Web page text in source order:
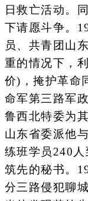
日救亡活动。
下请愿斗争。
员、共青团山
重的情况下，
价)，掩护革命
命军第三路军
鲁西北特委为
山东省委派他
练班学员240
筑先的秘书。
分三路侵犯聊